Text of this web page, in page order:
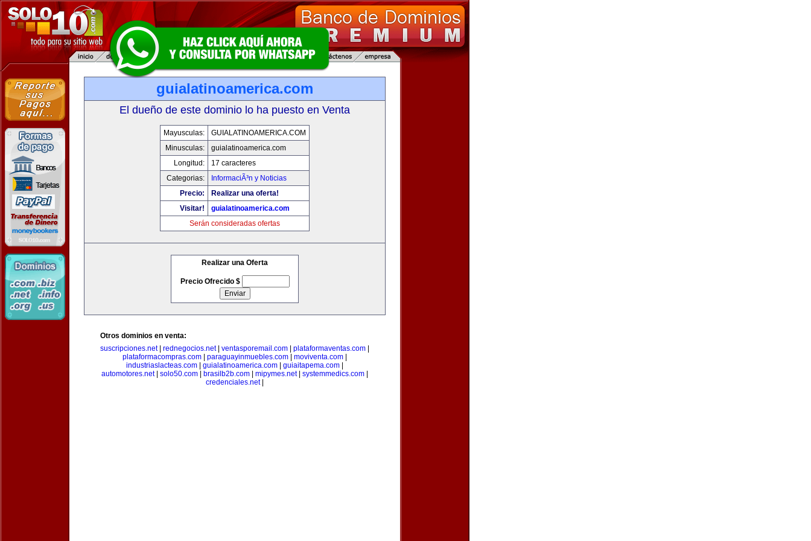
guialatinoamerica.com
El dueño de este dominio lo ha puesto en Venta
Mayusculas:
GUIALATINOAMERICA.COM
Minusculas:
guialatinoamerica.com
Longitud:
17 caracteres
Categorias:
InformaciÃ³n y Noticias
Precio:
Realizar una oferta!
Visitar!
guialatinoamerica.com
Serán consideradas ofertas
Realizar una Oferta
Precio Ofrecido $
Otros dominios en venta:
suscripciones.net| rednegocios.net| ventasporemail.com plataformaventas.com
plataformacompras.com
paraguayinmuebles.com moviventa.com
industriaslacteas.com
guialatinoamerica.com guiaitapema.com
automotores.net| solo50.com brasilb2b.com mipymes.net| systemmedics.com
credenciales.net|